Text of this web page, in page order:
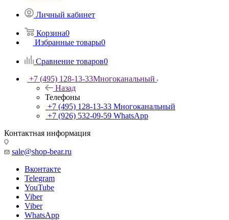
Личный кабинет
Корзина0
Избранные товары0
Сравнение товаров0
+7 (495) 128-13-33Многоканальный
Назад
Телефоны
+7 (495) 128-13-33 Многоканальный
+7 (926) 532-09-59 WhatsApp
Контактная информация
sale@shop-bear.ru
Вконтакте
Telegram
YouTube
Viber
Viber
WhatsApp